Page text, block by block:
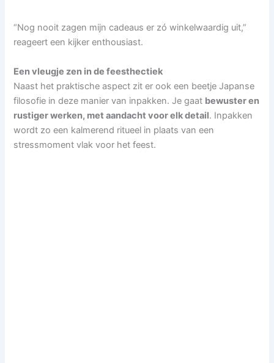
“Nog nooit zagen mijn cadeaus er zó winkelwaardig uit,”
reageert een kijker enthousiast.
Een vleugje zen in de feesthectiek
Naast het praktische aspect zit er ook een beetje Japanse
filosofie in deze manier van inpakken. Je gaat bewuster en
rustiger werken, met aandacht voor elk detail. Inpakken
wordt zo een kalmerend ritueel in plaats van een
stressmoment vlak voor het feest.